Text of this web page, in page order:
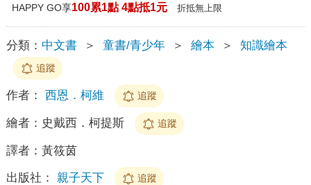
HAPPY GO享100累1點 4點抵1元 折抵無上限
分類： 中文書 ＞ 童書/青少年 ＞ 繪本 ＞ 知識繪本
追蹤
作者： 西恩．柯維 追蹤
繪者： 史戴西．柯提斯 追蹤
譯者： 黃筱茵
出版社： 親子天下 追蹤